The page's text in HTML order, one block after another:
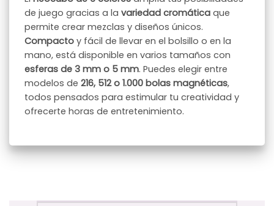
de juego gracias a lavariedad cromática que
permite crear mezclas y diseños únicos.
Compacto y fácil de llevar en el bolsillo o en la
mano, está disponible en varios tamaños con
esferas de 3 mm o 5 mm. Puedes elegir entre
modelos de216, 512 o 1.000 bolas magnéticas,
todos pensados para estimular tu creatividad y
ofrecerte horas de entretenimiento.